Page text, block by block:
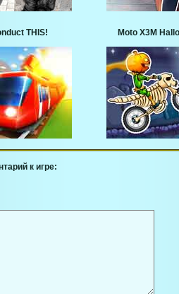
THIS! Moto X3M
к игре: